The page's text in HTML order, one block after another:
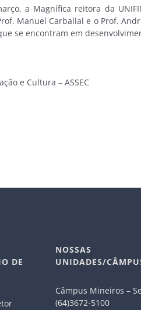
a Magnífica reitora da
Manuel Carballal e o Prof.
se encontram em
e Cultura – ASSEC
DE
NOSSAS
UNIDADES/
Câmpus Mineiros –
(64)3672-5100